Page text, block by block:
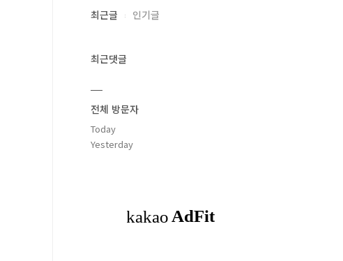
최근글 인기글
최근댓글
전체 방문자
Today
Yesterday